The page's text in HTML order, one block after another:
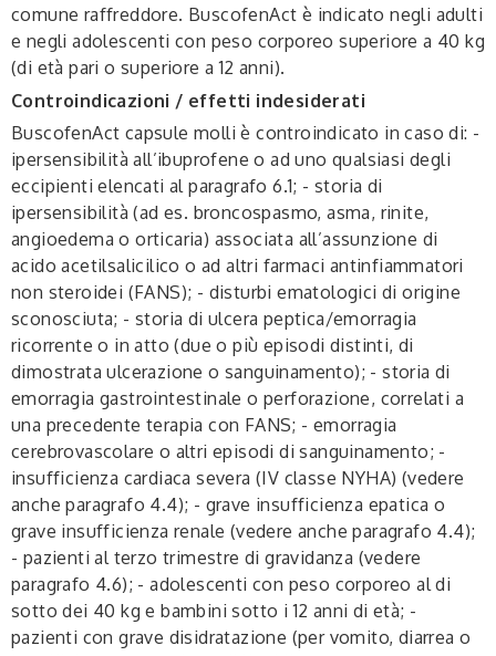
comune raffreddore. BuscofenAct è indicato negli adulti
e negli adolescenti con peso corporeo superiore a 40 kg
(di età pari o superiore a 12 anni).
Controindicazioni / effetti indesiderati
BuscofenAct capsule molli è controindicato in caso di: -
ipersensibilità all’ibuprofene o ad uno qualsiasi degli
eccipienti elencati al paragrafo 6.1; - storia di
ipersensibilità (ad es. broncospasmo, asma, rinite,
angioedema o orticaria) associata all’assunzione di
acido acetilsalicilico o ad altri farmaci antinfiammatori
non steroidei (FANS); - disturbi ematologici di origine
sconosciuta; - storia di ulcera peptica/emorragia
ricorrente o in atto (due o più episodi distinti, di
dimostrata ulcerazione o sanguinamento); - storia di
emorragia gastrointestinale o perforazione, correlati a
una precedente terapia con FANS; - emorragia
cerebrovascolare o altri episodi di sanguinamento; -
insufficienza cardiaca severa (IV classe NYHA) (vedere
anche paragrafo 4.4); - grave insufficienza epatica o
grave insufficienza renale (vedere anche paragrafo 4.4);
- pazienti al terzo trimestre di gravidanza (vedere
paragrafo 4.6); - adolescenti con peso corporeo al di
sotto dei 40 kg e bambini sotto i 12 anni di età; -
pazienti con grave disidratazione (per vomito, diarrea o